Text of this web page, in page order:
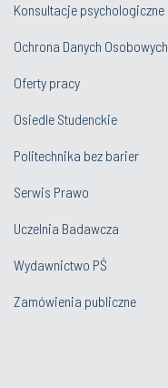
Konsultacje psychologiczne
Ochrona Danych Osobowych
Oferty pracy
Osiedle Studenckie
Politechnika bez barier
Serwis Prawo
Uczelnia Badawcza
Wydawnictwo PŚ
Zamówienia publiczne